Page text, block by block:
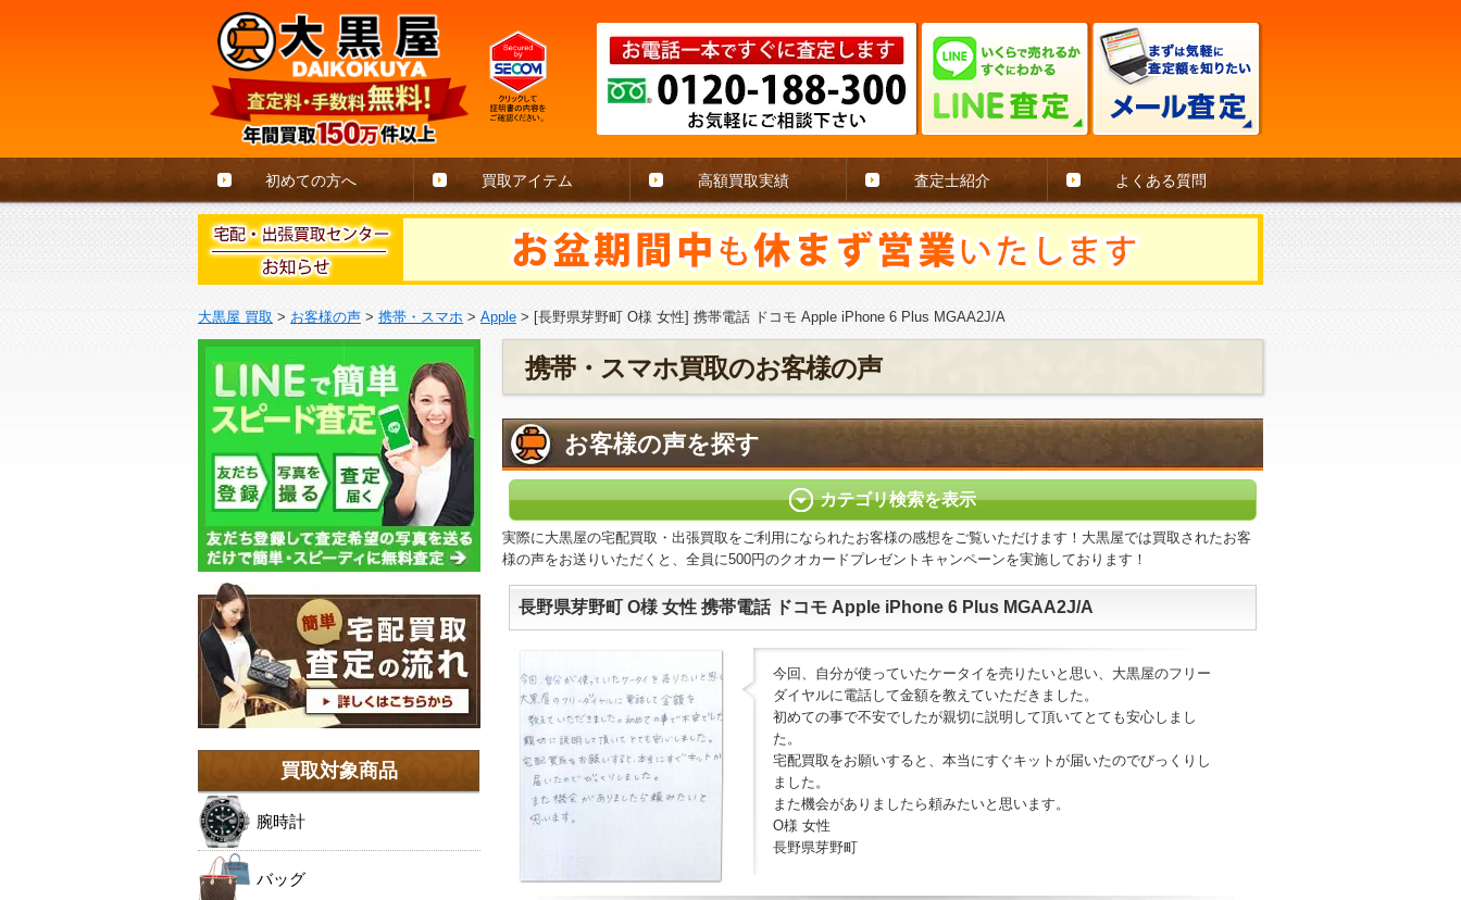
初めての方へ 買取アイテム 高額買取実績 査定士紹介 よくある質問
大黒屋 買取 > お客様の声 > 携帯・スマホ > Apple > [長野県芽野町 O様 女性] 携帯電話 ドコモ Apple iPhone 6 Plus MGAA2J/A
携帯・スマホ買取のお客様の声
お客様の声を探す
カテゴリ検索を表示
実際に大黒屋の宅配買取・出張買取をご利用になられたお客様の感想をご覧いただけます！大黒屋では買取されたお客
様の声をお送りいただくと、全員に500円のクオカードプレゼントキャンペーンを実施しております！
長野県芽野町 O様 女性 携帯電話 ドコモ Apple iPhone 6 Plus MGAA2J/A
今回、自分が使っていたケータイを売りたいと思い、大黒屋のフリー
ダイヤルに電話して金額を教えていただきました。
初めての事で不安でしたが親切に説明して頂いてとても安心しまし
た。
宅配買取をお願いすると、本当にすぐキットが届いたのでびっくりし
ました。
また機会がありましたら頼みたいと思います。
O様 女性
長野県芽野町
買取対象商品
腕時計
バッグ